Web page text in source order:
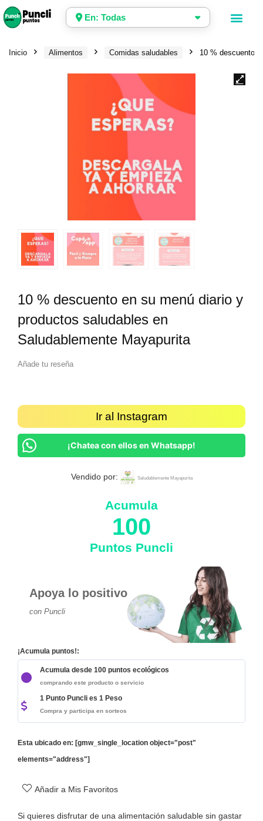
En: Todas
Inicio Alimentos Comidas saludables 10 % descuento
10 % descuento en su menú diario y
productos saludables en
Saludablemente Mayapurita
Añade tu reseña
Ir al Instagram
¡Chatea con ellos en Whatsapp!
Vendido por: Saludablemente Mayapurita
Acumula
100
Puntos Puncli
Apoya lo positivo
con Puncli
¡Acumula puntos!:
Acumula desde 100 puntos ecológicos
comprando este producto o servicio
1 Punto Puncli es 1 Peso
Compra y participa en sorteos
Esta ubicado en: [gmw_single_location object="post"
elements="address"]
Añadir a Mis Favoritos
Si quieres disfrutar de una alimentación saludable sin gastar